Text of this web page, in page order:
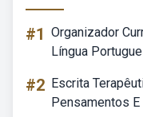
#1 Organizador
Língua
#2 Escrita
Pensamentos